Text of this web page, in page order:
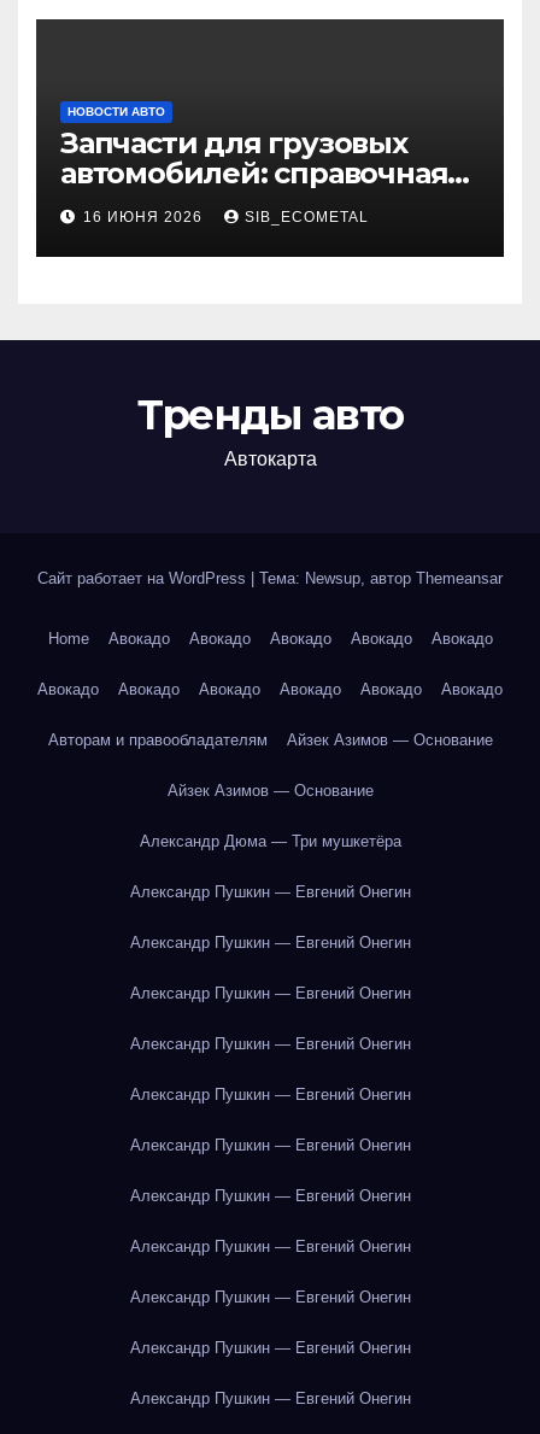
НОВОСТИ АВТО
Запчасти для грузовых
автомобилей: справочная
база по корейским и
японским моделям
16 ИЮНЯ 2026 SIB_ECOMETAL
Тренды авто
Автокарта
Сайт работает на WordPress Тема: Newsup, автор Themeansar
Home Авокадо Авокадо Авокадо Авокадо Авокадо
Авокадо Авокадо Авокадо Авокадо Авокадо Авокадо
Авторам и правообладателям Айзек Азимов — Основание
Айзек Азимов — Основание
Александр Дюма — Три мушкетёра
Александр Пушкин — Евгений Онегин
Александр Пушкин — Евгений Онегин
Александр Пушкин — Евгений Онегин
Александр Пушкин — Евгений Онегин
Александр Пушкин — Евгений Онегин
Александр Пушкин — Евгений Онегин
Александр Пушкин — Евгений Онегин
Александр Пушкин — Евгений Онегин
Александр Пушкин — Евгений Онегин
Александр Пушкин — Евгений Онегин
Александр Пушкин — Евгений Онегин